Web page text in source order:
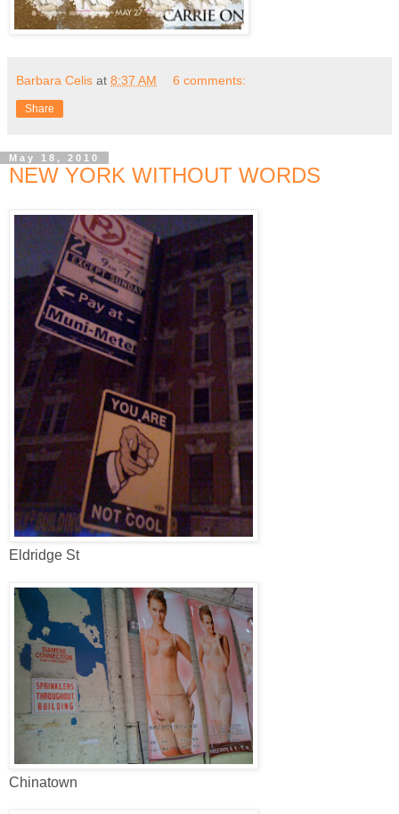
Barbara Celis at 8:37 AM 6 comments:
Share
May 18, 2010
NEW YORK WITHOUT WORDS
Eldridge St
Chinatown